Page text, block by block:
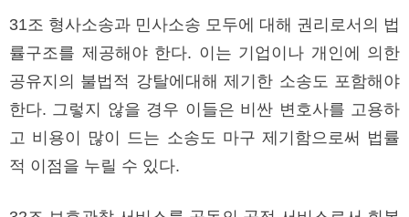
31조 형사소송과 민사소송 모두에 대해 권리로서의 법
률구조를 제공해야 한다. 이는 기업이나 개인에 의한
공유지의 불법적 강탈에대해 제기한 소송도 포함해야
한다. 그렇지 않을 경우 이들은 비싼 변호사를 고용하
고 비용이 많이 드는 소송도 마구 제기함으로써 법률
적 이점을 누릴 수 있다.